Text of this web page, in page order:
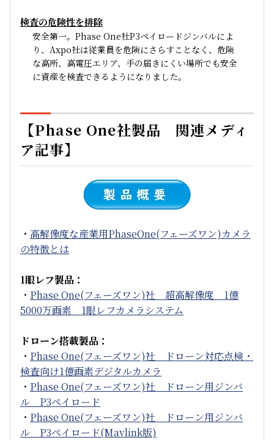
検査の危険性を排除
安全第一。Phase One社P3ペイロードジンバルによ
り、Axpo社は従業員を危険にさらすことなく、危険
な高所、高電圧エリア、手の届きにくい場所でも安全
に資産を検査できるようになりました。
【Phase One社製品 関連メディ
ア記事】
・ 高解像度な産業用PhaseOne(フェーズワン)カメラ
の特徴とは
1眼レフ製品：
・ Phase One(フェーズワン)社 超高解像度 1億
5000万画素 1眼レフカメラシステム
ドローン搭載製品：
・ Phase One(フェーズワン)社 ドローン対応点検・
検査向け1億画素デジタルカメラ
・ Phase One(フェーズワン)社 ドローン用ジンバ
ル P3ペイロード
・ Phase One(フェーズワン)社 ドローン用ジンバ
ル P3ペイロード(Mavlink版)